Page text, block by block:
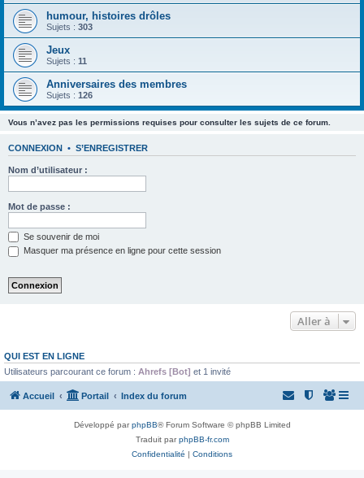
humour, histoires drôles
Sujets : 303
Jeux
Sujets : 11
Anniversaires des membres
Sujets : 126
Vous n’avez pas les permissions requises pour consulter les sujets de ce forum.
CONNEXION • S’ENREGISTRER
Nom d’utilisateur :
Mot de passe :
Se souvenir de moi
Masquer ma présence en ligne pour cette session
Aller à
QUI EST EN LIGNE
Utilisateurs parcourant ce forum : Ahrefs [Bot] et 1 invité
Accueil Portail Index du forum
Développé parphpBB® Forum Software © phpBB Limited
Traduit parphpBB-fr.com
Confidentialité | Conditions